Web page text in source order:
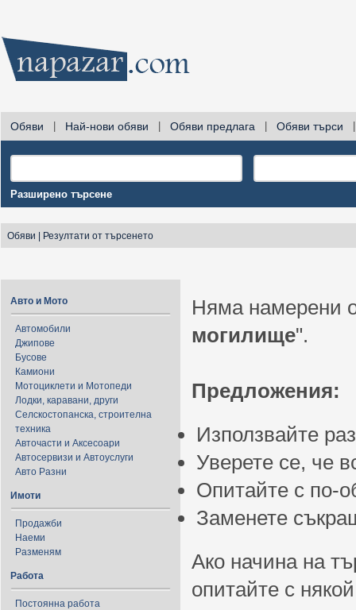
Обяви Най-нови обяви Обяви предлага Обяви търси
Разширено търсене
Обяви Резултати от търсенето
Авто и Мото
Автомобили
Джипове
Бусове
Камиони
Мотоциклети и Мотопеди
Лодки, каравани, други
Селскостопанска, строителна
техника
Авточасти и Аксесоари
Автосервизи и Автоуслуги
Авто Разни
Имоти
Продажби
Наеми
Разменям
Работа
Постоянна работа
Няма намерени
могилище".
Предложения:
Използвайте
Уверете се, че
Опитайте с по-
Заменете
Ако начина на
опитайте с